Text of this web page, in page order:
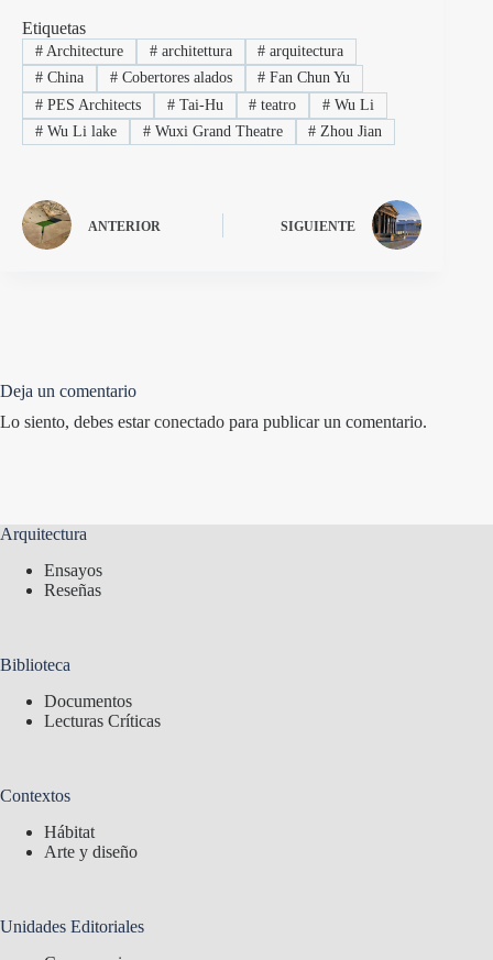
Etiquetas
#Architecture #architettura # arquitectura
#China #Cobertores alados # Fan Chun Yu
#PES Architects #Tai-Hu # teatro # Wu Li
#Wu Li lake #Wuxi Grand Theatre # Zhou Jian
ANTERIOR SIGUIENTE
Deja un comentario
Lo siento, debes estarconectado para publicar un comentario.
Arquitectura
Ensayos
Reseñas
Biblioteca
Documentos
Lecturas Críticas
Contextos
Hábitat
Arte y diseño
Unidades Editoriales